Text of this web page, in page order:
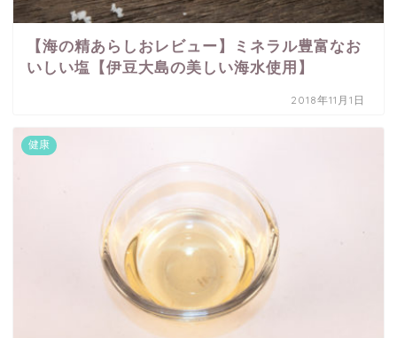
【海の精あらしおレビュー】ミネラル豊富なお
いしい塩【伊豆大島の美しい海水使用】
2018年11月1日
健康